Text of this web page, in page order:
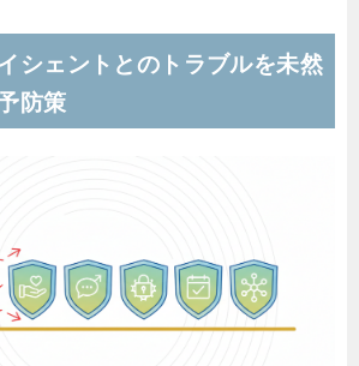
シェントとのトラブルを未然
防策